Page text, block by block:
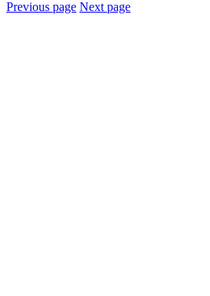
Previous page Next page